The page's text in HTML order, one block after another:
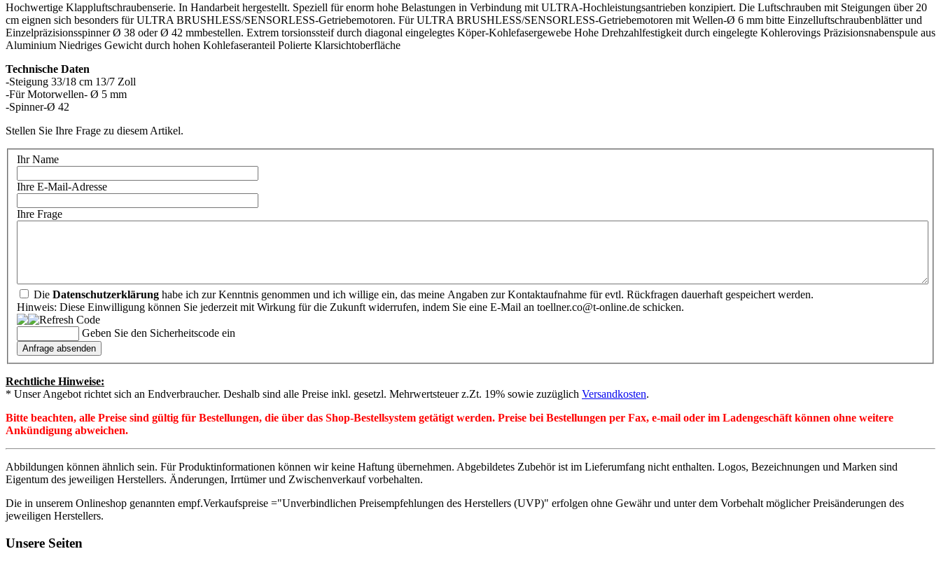
Hochwertige Klappluftschraubenserie. In Handarbeit hergestellt. Speziell für enorm hohe Belastungen in Verbindung mit ULTRA-Hochleistungsantrieben konzipiert. Die Luftschrauben mit Steigungen über 20
cm eignen sich besonders für ULTRA BRUSHLESS/SENSORLESS-Getriebemotoren. Für ULTRA BRUSHLESS/SENSORLESS-Getriebemotoren mit Wellen-Ø 6 mm bitte Einzelluftschraubenblätter und
Einzelpräzisionsspinner Ø 38 oder Ø 42 mmbestellen. Extrem torsionssteif durch diagonal eingelegtes Köper-Kohlefasergewebe Hohe Drehzahlfestigkeit durch eingelegte Kohlerovings Präzisionsnabenspule aus
Aluminium Niedriges Gewicht durch hohen Kohlefaseranteil Polierte Klarsichtoberfläche
Technische Daten
-Steigung 33/18 cm 13/7 Zoll
-Für Motorwellen- Ø 5 mm
-Spinner-Ø 42
Stellen Sie Ihre Frage zu diesem Artikel.
Ihr Name
Ihre E-Mail-Adresse
Ihre Frage
Die Datenschutzerklärung habe ich zur Kenntnis genommen und ich willige ein, das meine Angaben zur Kontaktaufnahme für evtl. Rückfragen dauerhaft gespeichert werden.
Hinweis: Diese Einwilligung können Sie jederzeit mit Wirkung für die Zukunft widerrufen, indem Sie eine E-Mail an toellner.co@t-online.de schicken.
Geben Sie den Sicherheitscode ein
Rechtliche Hinweise:
* Unser Angebot richtet sich an Endverbraucher. Deshalb sind alle Preise inkl. gesetzl. Mehrwertsteuer z.Zt. 19% sowie zuzüglich Versandkosten.
Bitte beachten, alle Preise sind gültig für Bestellungen, die über das Shop-Bestellsystem getätigt werden. Preise bei Bestellungen per Fax, e-mail oder im Ladengeschäft können ohne weitere
Ankündigung abweichen.
Abbildungen können ähnlich sein. Für Produktinformationen können wir keine Haftung übernehmen. Abgebildetes Zubehör ist im Lieferumfang nicht enthalten. Logos, Bezeichnungen und Marken sind
Eigentum des jeweiligen Herstellers. Änderungen, Irrtümer und Zwischenverkauf vorbehalten.
Die in unserem Onlineshop genannten empf.Verkaufspreise ="Unverbindlichen Preisempfehlungen des Herstellers (UVP)" erfolgen ohne Gewähr und unter dem Vorbehalt möglicher Preisänderungen des
jeweiligen Herstellers.
Unsere Seiten